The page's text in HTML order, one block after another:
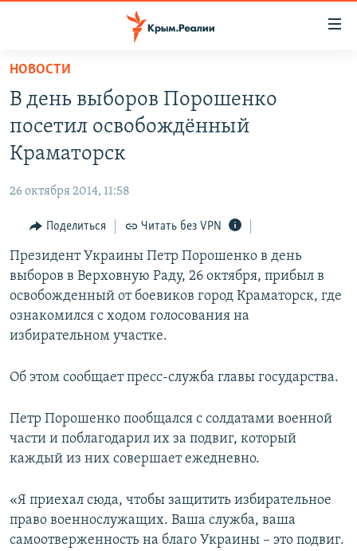
Вернуться
основному
содержанию
Вернутся
главной
навигации
Вернутся
поиску
СПЕЦПРОЕКТЫ
11 ЛЕТ ОККУПАЦИИ КРЫМА. 11 ИСТОРИЙ СОПРОТИВЛЕНИЯ
ВОДА
ЕЩЕ
ИНТЕРАКТИВ
ИНФОГРАФИКА
ТЕЛЕПРОЕКТ КРЫМ.РЕАЛИИ
СОВЕТЫ ПРАВОЗАЩИТНИКОВ
ПРОПАВШИЕ БЕЗ ВЕСТИ
ПОБЕДИТЕЛЕЙ НЕ СУДЯТ?
ELIFBE
УКРАИНСКАЯ ПРОБЛЕМА КРЫМА
РАДІО СВОБОДА
КАК ОБОЙТИ БЛОКИРОВКУ
Українською
Qırımtatar
ПРИСОЕДИНЯЙТЕСЬ!
НОВОСТИ
В день выборов Порошенко
посетил освобождённый
Краматорск
26 октября 2014, 11:58
Поделиться Читать без VPN
Президент Украины Петр Порошенко в день
выборов в Верховную Раду, 26 октября, прибыл в
освобожденный от боевиков город Краматорск, где
ознакомился с ходом голосования на
избирательном участке.
Об этом сообщает пресс-служба главы государства.
Петр Порошенко пообщался с солдатами военной
части и поблагодарил их за подвиг, который
каждый из них совершает ежедневно.
«Я приехал сюда, чтобы защитить избирательное
право военнослужащих. Ваша служба, ваша
самоотверженность на благо Украины – это подвиг.